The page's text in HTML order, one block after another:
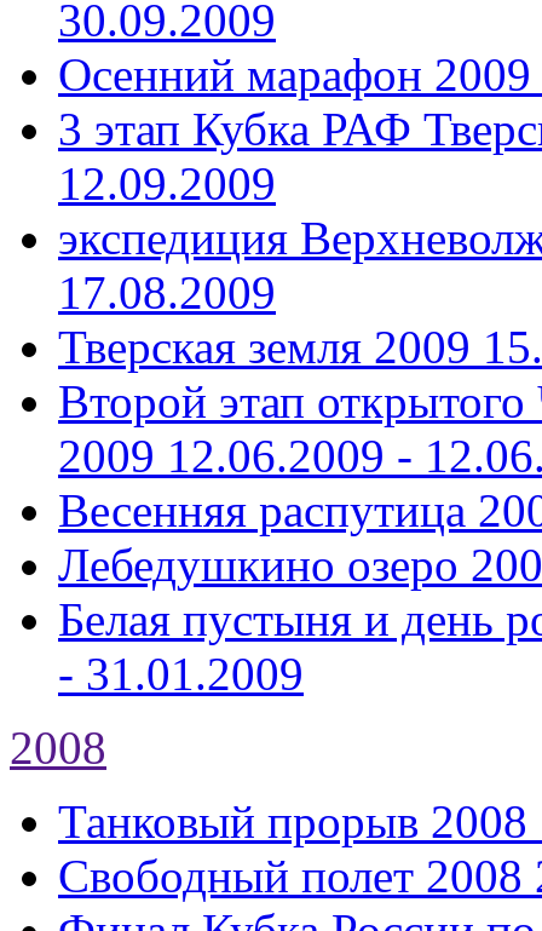
30.09.2009
Осенний марафон 2009
3 этап Кубка РАФ
12.09.2009
экспедиция
17.08.2009
Тверская земля 2009
Второй этап
2009 12.06.2009 -
Весенняя распутица
Лебедушкино озеро
Белая пустыня и день
- 31.01.2009
2008
Танковый прорыв 2008
Свободный полет 2008